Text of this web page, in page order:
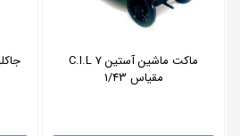
ماکت ماشین آستین 7 C.I.L
مقیاس 1/43